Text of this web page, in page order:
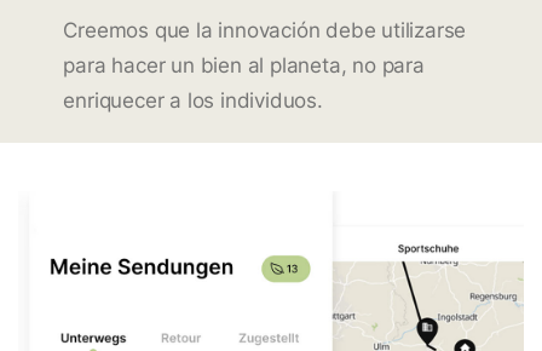
Creemos que la innovación debe utilizarse
para hacer un bien al planeta, no para
enriquecer a los individuos.